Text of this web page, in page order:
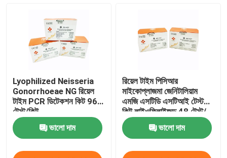
RT qPCR মেশিন
পোর্টেবল qPCR মেশিন
এইচপিভি পিসিআর কিট
STD STI টেস্ট কিট
Lyophilized Neisseria
Gonorrhoeae NG রিয়েল
টাইম PCR ডিটেকশন কিট 96
টেস্ট/কিট
ভালো দাম
রিয়েল টাইম পিসিআর
মাইকোপ্লাজমা জেনিটালিয়াম
এমজি এসটিডি এসটিআই টেস্ট
কিট লাইওফিলাইজড 48 টেস্ট/
কিট
ভালো দাম